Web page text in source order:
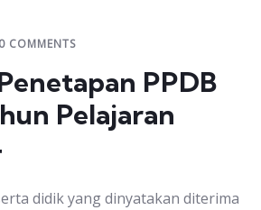
0 COMMENTS
PPDB
Pelajaran
didik yang dinyatakan diterima